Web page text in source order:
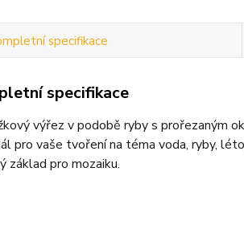
specifikace
specifikace
výřez v podobě ryby s prořezaným
pro vaše tvoření na téma voda, ryby,
základ pro mozaiku.